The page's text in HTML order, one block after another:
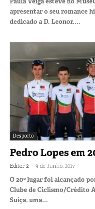
apresentar o seu romance
dedicado a D. Leonor....
Desporto
Pedro Lopes em
Editor 2 - 9 de Junho, 2017
O 20º lugar foi alcançado
Clube de Ciclismo/Crédito
Suíça, uma...